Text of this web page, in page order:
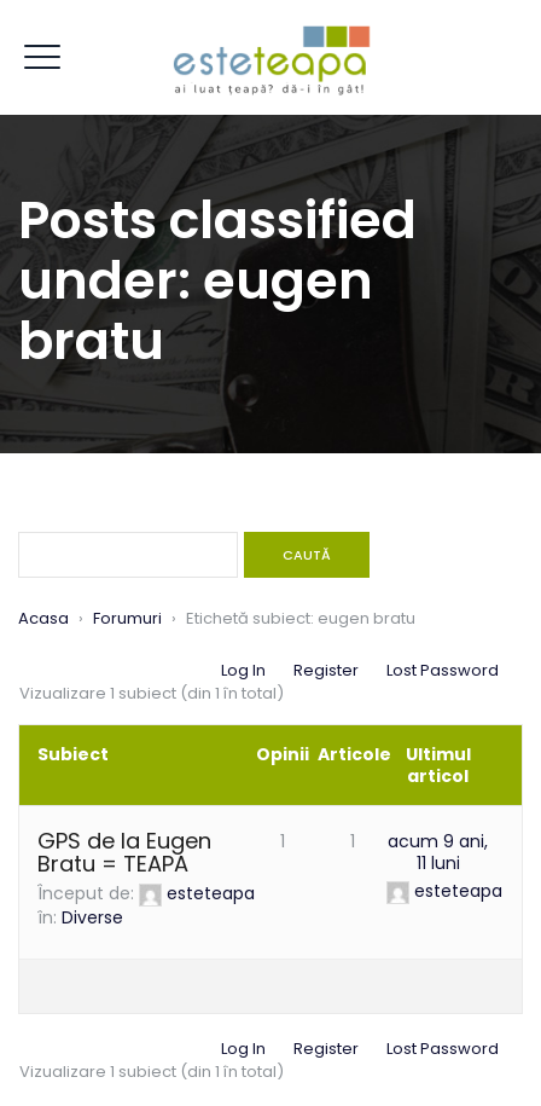
Posts classified
under: eugen
bratu
Acasa › Forumuri › Etichetă subiect: eugen bratu
Log In Register
Lost Password
Vizualizare 1 subiect (din 1 în total)
Subiect Opinii Articole
Ultimul
articol
GPS de la Eugen
Bratu = TEAPA
Început de:
esteteapa
în: Diverse
1 1
acum 9 ani,
11 luni
esteteapa
Log In Register
Lost Password
Vizualizare 1 subiect (din 1 în total)